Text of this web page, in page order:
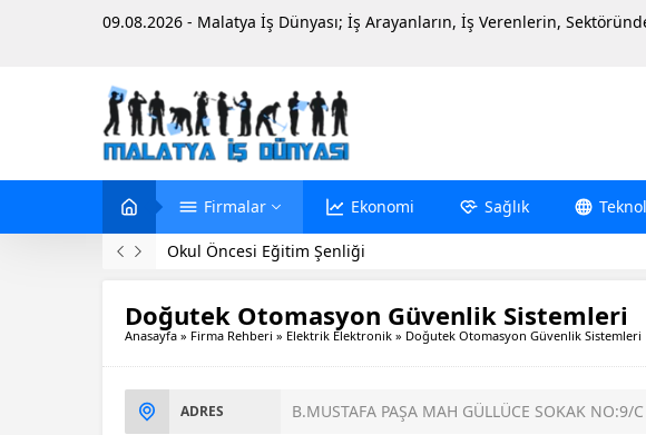
09.08.2026 - Malatya İş Dünyası; İş Arayanların, İş Verenlerin,
Firmalar Ekonomi Sağlık
Evinde Ölü Bulundu
Doğutek Otomasyon Güvenlik Sistemleri
Anasayfa » Firma Rehberi » Elektrik Elektronik » Doğutek Otomasyon Güvenlik Sistemleri
ADRES B.MUSTAFA PAŞA MAH GÜLLÜCE SOKAK NO:9/C